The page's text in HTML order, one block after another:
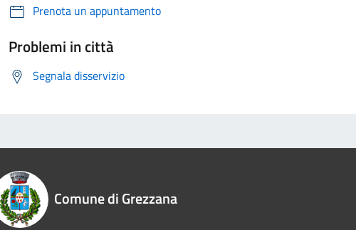
Prenota un appuntamento
Problemi in città
Segnala disservizio
Comune di Grezzana